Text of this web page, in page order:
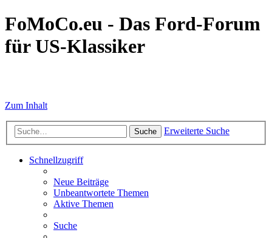
FoMoCo.eu - Das Ford-Forum
für US-Klassiker
Zum Inhalt
Suche Erweiterte Suche
Schnellzugriff
Neue Beiträge
Unbeantwortete Themen
Aktive Themen
Suche